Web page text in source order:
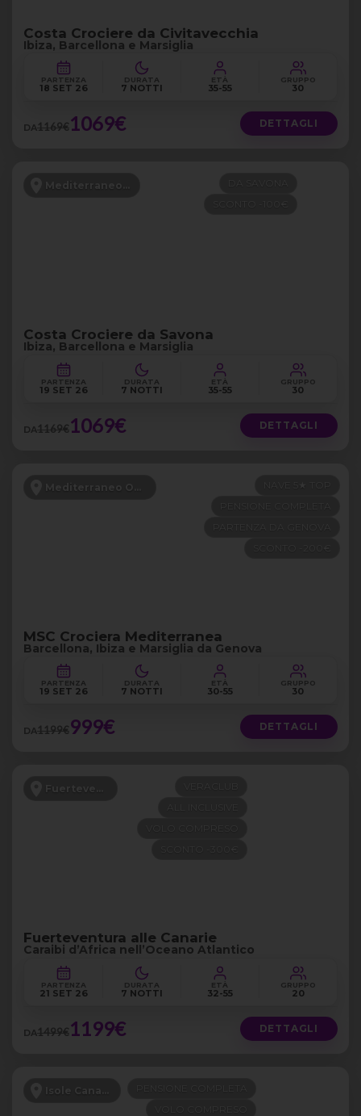
Costa Crociere da Civitavecchia
Ibiza, Barcellona e Marsiglia
PARTENZA
18 SET 26
DURATA
7 NOTTI
ETÀ
35-55
GRUPPO
30
DA1169€1069€ DETTAGLI
Mediterraneo Occidentale
Costa Crociere da Savona
Ibiza, Barcellona e Marsiglia
PARTENZA
19 SET 26
DURATA
7 NOTTI
ETÀ
35-55
GRUPPO
30
DA1169€1069€ DETTAGLI
Mediterraneo Occidentale
MSC Crociera Mediterranea
Barcellona, Ibiza e Marsiglia da Genova
PARTENZA
19 SET 26
DURATA
7 NOTTI
ETÀ
30-55
GRUPPO
30
DA1199€999€ DETTAGLI
Fuerteventura
Fuerteventura alle Canarie
Caraibi d’Africa nell’Oceano Atlantico
PARTENZA
21 SET 26
DURATA
7 NOTTI
ETÀ
32-55
GRUPPO
20
DA1499€1199€ DETTAGLI
Isole Canarie